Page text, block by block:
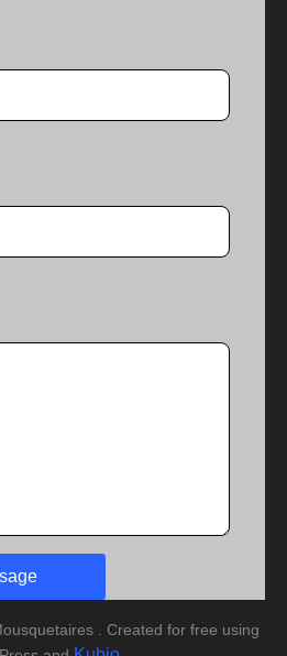
. Created for free using